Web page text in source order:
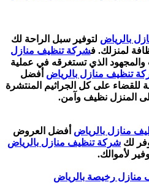
بالرياض لتوفير سبل الراحة لك
لمنزلك. فشركة تنظيف منازل
الذي تستغرقه في عملية
تنظيف منازل بالرياض أفضل
للقضاء على كل الجراثيم المنتشرة
المنزل نظيف وآمن.
منازل بالرياض أفضل العروض
لك شركة تنظيف منازل بالرياض
لأموالك.
منازل رخيصة بالرياض